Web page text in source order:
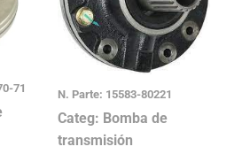
71 N. Parte: 15583-80221
Categ: Bomba de
transmisión